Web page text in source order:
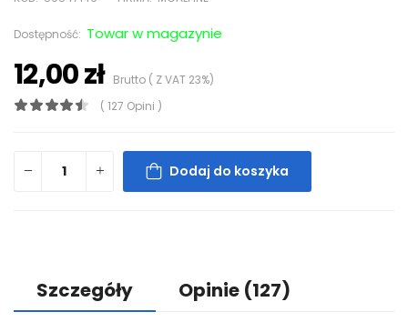
Dostępność: Towar w magazynie
12,00 złBrutto ( Z VAT 23%)
( 127 Opini )
Dodaj do koszyka
Szczegóły Opinie (127)